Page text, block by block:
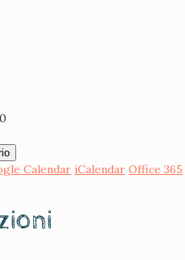
Calendar iCalendar Office 365